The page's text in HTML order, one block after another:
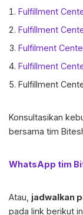
Fulfillment
Fulfillment
Fulfilment
Fulfillment
Fulfillment
Konsultasikan
bersama tim
WhatsApp tim
Atau, jadwalkan
pada link berikut